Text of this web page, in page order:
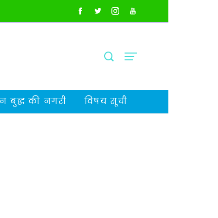
बुद्ध की नगरी विषय सूची